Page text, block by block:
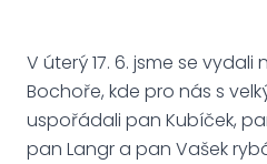
V úterý 17. 6. jsme se
Bochoře, kde pro nás s
uspořádali pan Kubíček,
pan Langr a pan Vašek